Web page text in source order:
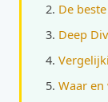
De
Deep
Waar en